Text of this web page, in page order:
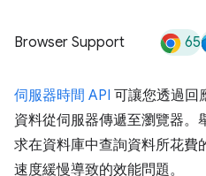
Browser Support 65
伺服器時間 API 可讓您透過回
資料從伺服器傳遞至瀏覽器。
求在資料庫中查詢資料所花費
速度緩慢導致的效能問題。